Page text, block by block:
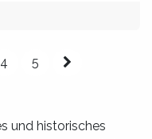
4
5
und historisches